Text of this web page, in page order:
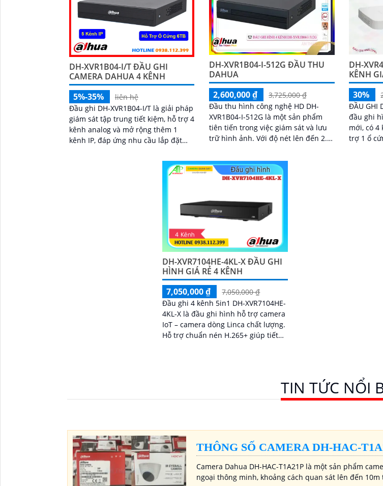
DH-XVR1B04-I/T ĐẦU GHI
CAMERA DAHUA 4 KÊNH
5%-35%
liên hệ
Đầu ghi DH-XVR1B04-I/T là giải pháp
giám sát tập trung tiết kiệm, hỗ trợ 4
kênh analog và mở rộng thêm 1
kênh IP, đáp ứng nhu cầu lắp đặt
minh AI Coding-ABR, đầu ghi hình
giúp tối ưu dung lượng lưu trữ mà
DH-XVR1B04-I-512G ĐẦU THU
DAHUA
2,600,000 ₫
3,725,000 ₫
Đầu thu hình công nghệ HD DH-
XVR1B04-I-512G là một sản phẩm
tiên tiến trong việc giám sát và lưu
trữ hình ảnh. Với độ nét lên đến 2.0
ảnh rõ ràng và chi tiết
DH-
KÊNH
30%
ĐẦU GHI
đầu ghi
mới, có 4
trợ 1 ổ cứng
nhựa, có
DH-XVR7104HE-4KL-X ĐẦU GHI
HÌNH GIÁ RẺ 4 KÊNH
7,050,000 ₫
7,050,000 ₫
Đầu ghi 4 kênh 5in1 DH-XVR7104HE-
4KL-X là đầu ghi hình hỗ trợ camera
IoT – camera dòng Linca chất lượng.
Hỗ trợ chuẩn nén H.265+ giúp tiết
TIN TỨC NỔI
THÔNG SỐ CAMERA DH-HAC-
Camera Dahua DH-HAC-T1A21P là một sản phẩm
ngoại thông minh, khoảng cách quan sát lên đến